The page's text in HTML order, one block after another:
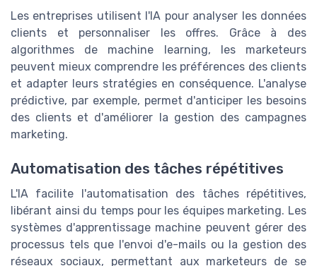
Les entreprises utilisent l'IA pour analyser les données
clients et personnaliser les offres. Grâce à des
algorithmes de machine learning, les marketeurs
peuvent mieux comprendre les préférences des clients
et adapter leurs stratégies en conséquence. L'analyse
prédictive, par exemple, permet d'anticiper les besoins
des clients et d'améliorer la gestion des campagnes
marketing.
Automatisation des tâches répétitives
L'IA facilite l'automatisation des tâches répétitives,
libérant ainsi du temps pour les équipes marketing. Les
systèmes d'apprentissage machine peuvent gérer des
processus tels que l'envoi d'e-mails ou la gestion des
réseaux sociaux, permettant aux marketeurs de se